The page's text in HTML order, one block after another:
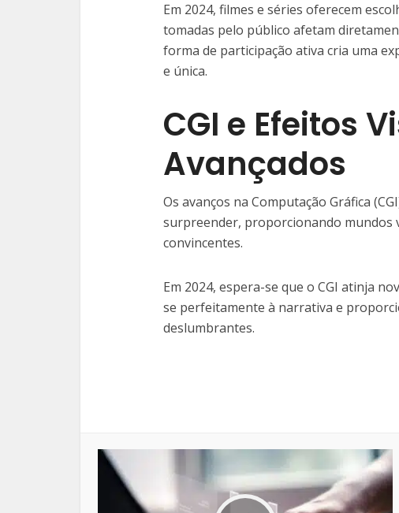
Em 2024, filmes e séries oferecem
tomadas pelo público afetam
forma de participação ativa cria uma
e única.
CGI e Efeitos
Avançados
Os avanços na Computação Gráfica
surpreender, proporcionando mundos
convincentes.
Em 2024, espera-se que o CGI atinja
se perfeitamente à narrativa e
deslumbrantes.